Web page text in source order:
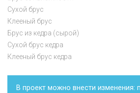
Сухой брус
Клееный брус
Брус из кедра (сырой)
Сухой брус кедра
Клееный брус кедра
В проект можно внести изменения: